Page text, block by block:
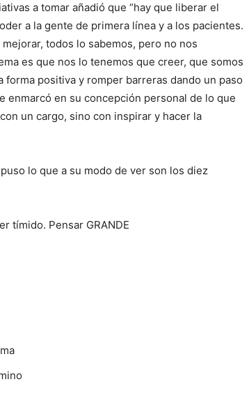
a tomar añadió que “hay que liberar el
a la gente de primera línea y a los pacientes.
todos lo sabemos, pero no nos
es que nos lo tenemos que creer, que somos
positiva y romper barreras dando un paso
enmarcó en su concepción personal de lo que
un cargo, sino con inspirar y hacer la
lo que a su modo de ver son los diez
tímido. Pensar GRANDE